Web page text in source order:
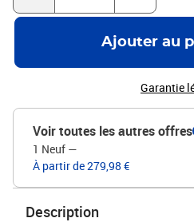
entraînement électrique Manche
matérielle intégrée Fixation
de protection Arrêt automatique à
tâches de vissage La livraison
batterie, 18500 Li-ion 2 unités
batteries Li-ion 18500 1 x manche
speedE® 1 x L-BOXX Mini pour
slimBit PlusMinus/Pozidriv SL/PZ2
électrique slimBit à fente 3,5 x 75
Ajouter au
Garantie
Voir toutes les autres offres
1 Neuf —
À partir de 279,98 €
Description